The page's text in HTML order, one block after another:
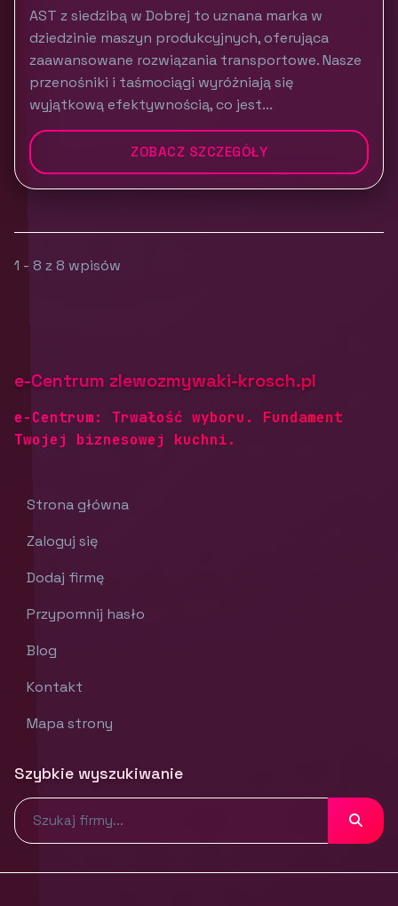
AST z siedzibą w Dobrej to uznana marka w
dziedzinie maszyn produkcyjnych, oferująca
zaawansowane rozwiązania transportowe. Nasze
przenośniki i taśmociągi wyróżniają się
wyjątkową efektywnością, co jest...
ZOBACZ SZCZEGÓŁY
1 - 8 z 8 wpisów
e-Centrum zlewozmywaki-krosch.pl
e-Centrum: Trwałość wyboru. Fundament
Twojej biznesowej kuchni.
Strona główna
Zaloguj się
Dodaj firmę
Przypomnij hasło
Blog
Kontakt
Mapa strony
Szybkie wyszukiwanie